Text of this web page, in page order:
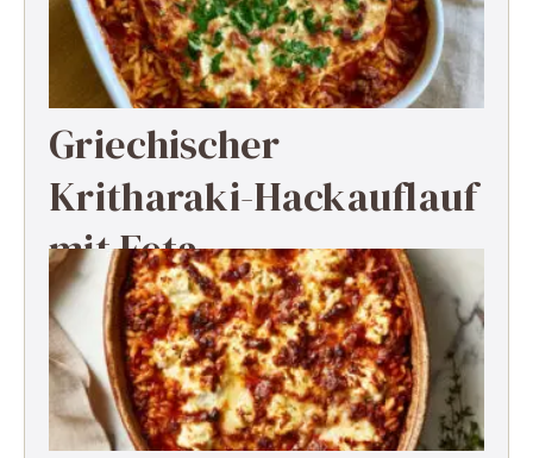
Griechischer
Kritharaki-Hackauflauf
mit Feta